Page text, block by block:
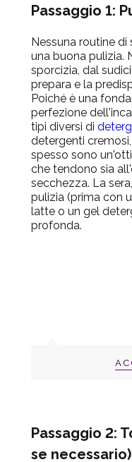
Passaggio 1:
Nessuna routine
una buona pulizia.
sporcizia, dal
prepara e la
Poiché è una
perfezione
tipi diversi di
detergenti
spesso sono
che tendono sia
secchezza. La
pulizia (prima con
latte o un gel
profonda.
Passaggio 2:
se necessario)